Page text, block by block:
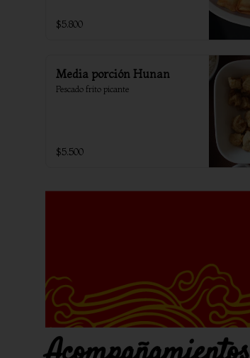
$5.800
Media porción Hunan
Pescado frito picante
$5.500